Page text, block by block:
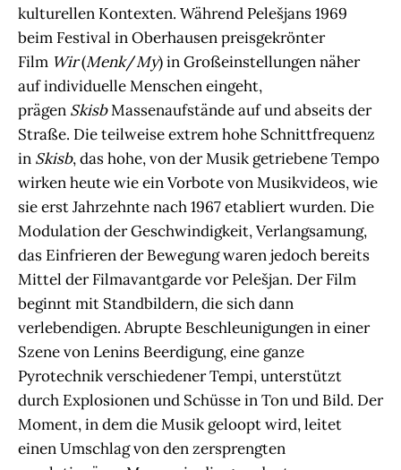
kulturellen Kontexten. Während Pelešjans 1969
beim Festival in Oberhausen preisgekrönter
Film Wir(Menk/My) in Großeinstellungen näher
auf individuelle Menschen eingeht,
prägen SkisbMassenaufstände auf und abseits der
Straße. Die teilweise extrem hohe Schnittfrequenz
in Skisb, das hohe, von der Musik getriebene Tempo
wirken heute wie ein Vorbote von Musikvideos, wie
sie erst Jahrzehnte nach 1967 etabliert wurden. Die
Modulation der Geschwindigkeit, Verlangsamung,
das Einfrieren der Bewegung waren jedoch bereits
Mittel der Filmavantgarde vor Pelešjan. Der Film
beginnt mit Standbildern, die sich dann
verlebendigen. Abrupte Beschleunigungen in einer
Szene von Lenins Beerdigung, eine ganze
Pyrotechnik verschiedener Tempi, unterstützt
durch Explosionen und Schüsse in Ton und Bild. Der
Moment, in dem die Musik geloopt wird, leitet
einen Umschlag von den zersprengten